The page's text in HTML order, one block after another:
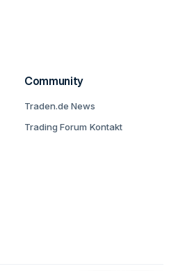
Community
Traden.de News
Trading Forum Kontakt